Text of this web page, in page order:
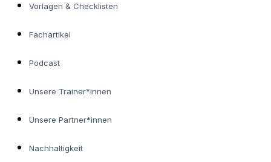
Vorlagen & Checklisten
Fachartikel
Podcast
Unsere Trainer*innen
Unsere Partner*innen
Nachhaltigkeit